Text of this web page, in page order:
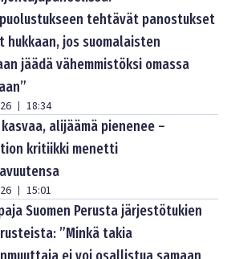
tehtävät panostukset
hukkaan, jos suomalaisten
jäädä vähemmistöksi omassa
18:34
alijäämä pienenee –
kritiikki menetti
15:01
Suomen Perusta järjestötukien
”Minkä takia